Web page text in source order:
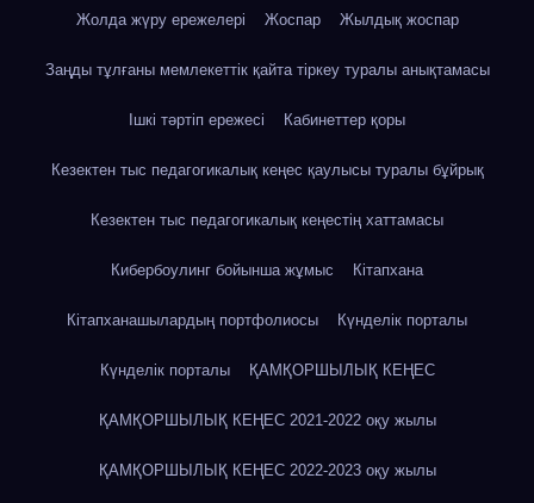
Жолда жүру ережелері Жоспар Жылдық жоспар
Заңды тұлғаны мемлекеттік қайта тіркеу туралы анықтамасы
Ішкі тәртіп ережесі Кабинеттер қоры
Кезектен тыс педагогикалық кеңес қаулысы туралы бұйрық
Кезектен тыс педагогикалық кеңестің хаттамасы
Кибербоулинг бойынша жұмыс Кітапхана
Кітапханашылардың портфолиосы Күнделік порталы
Күнделік порталы ҚАМҚОРШЫЛЫҚ КЕҢЕС
ҚАМҚОРШЫЛЫҚ КЕҢЕС 2021-2022 оқу жылы
ҚАМҚОРШЫЛЫҚ КЕҢЕС 2022-2023 оқу жылы